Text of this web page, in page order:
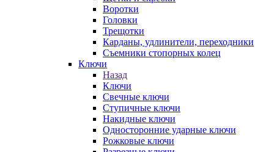
Воротки
Головки
Трещотки
Карданы, удлинители, переходники
Съемники стопорных колец
Ключи
Назад
Ключи
Свечные ключи
Ступичные ключи
Накидные ключи
Односторонние ударные ключи
Рожковые ключи